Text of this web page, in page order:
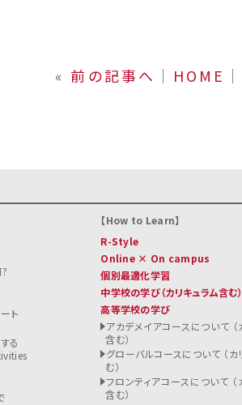
« 前の記事へ │ HOME │
ト
る
How to Learn
R-Style
Online × On campus
個別最適化学習
中学校の学び（カリキュラム含む）
高等学校の学び
アカデメイアコースについて （
含む）
グローバルコースについて （カ
む）
フロンティアコースについて （
含む）